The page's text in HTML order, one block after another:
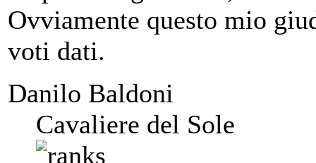
Ovviamente questo mio
voti dati.
Danilo Baldoni
Cavaliere del Sole